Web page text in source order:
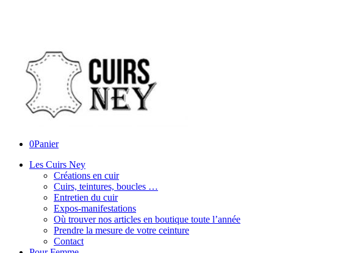
0Panier
Les Cuirs Ney
Créations en cuir
Cuirs, teintures, boucles …
Entretien du cuir
Expos-manifestations
Où trouver nos articles en boutique toute l’année
Prendre la mesure de votre ceinture
Contact